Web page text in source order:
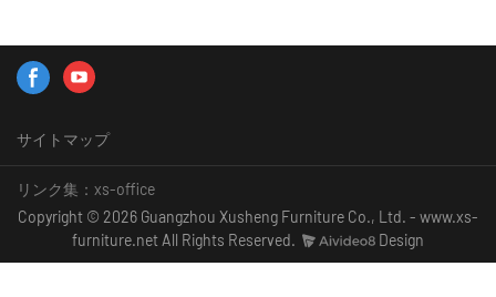
クステーション 家具をカス
タマイズします。専門: 12 年
年間の輸出経験。30% の熟
練労働者、10 年以上の就業
ーション テーブルの 1 つで
す。 1 人掛け、2 人掛け、4
人掛けのモジュラー ワーク
具。ワークステーションテ
ーブルトップの厚さ: 25mm
アルミニウムの厚さ:
1.2mm、1.5mmなどアルミニ
ウム色: ホワイトワークステ
ーションのパーティション
のパーティションの高さは
家具が利用可能ですモダン
デスク当社はオフィスワー
クステーション家具を専門
としています。オフィス家
サイトマップ
リンク集： xs-office
Copyright © 2026 Guangzhou Xusheng Furniture Co., Ltd. - www.xs-
furniture.net All Rights Reserved.
Design